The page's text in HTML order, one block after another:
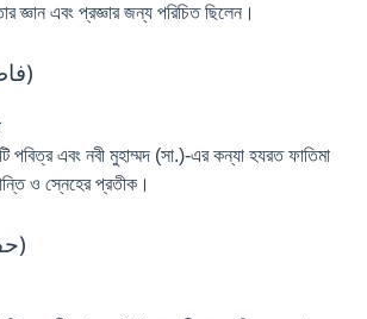
জ্ঞান এবং প্রজ্ঞার জন্য পরিচিত ছিলেন।
২.২ ফাতিমা (فاطمة)
পবিত্র এবং নবী মুহাম্মদ (সা.)-এর কন্যা হযরত ফাতিমা
ও স্নেহের প্রতীক।
২.৩ হাফসা (حفصة)